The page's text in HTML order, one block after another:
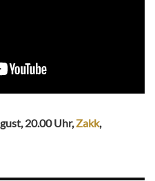
20.00 Uhr,Zakk,